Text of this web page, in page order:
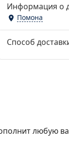
Информация о
Помона
Способ
любую